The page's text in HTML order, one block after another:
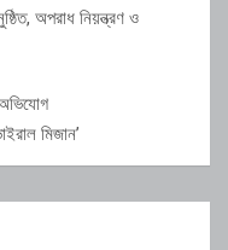
অপরাধ নিয়ন্ত্রণ ও
মিজান’